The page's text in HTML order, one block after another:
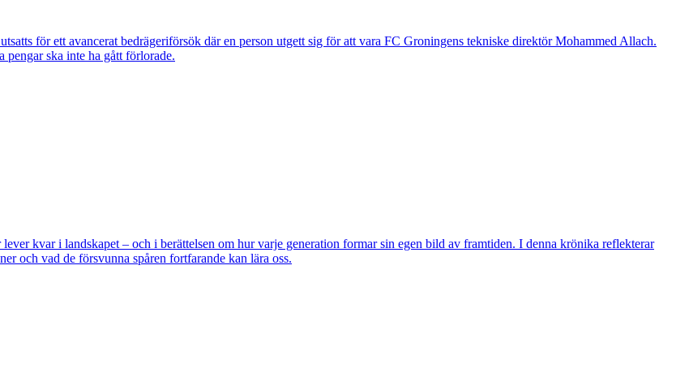
för ett avancerat bedrägeriförsök där en person utgett sig för att vara FC Groningens tekniske direktör Mohammed Allach.
ska inte ha gått förlorade.
kvar i landskapet – och i berättelsen om hur varje generation formar sin egen bild av framtiden. I denna krönika reflekterar
och vad de försvunna spåren fortfarande kan lära oss.